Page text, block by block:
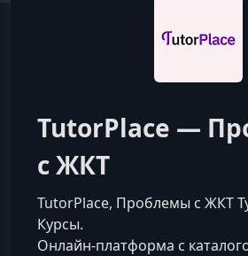
TutorPlace —
с ЖКТ
TutorPlace, Проблемы с ЖКТ
Курсы.
Онлайн-платформа с